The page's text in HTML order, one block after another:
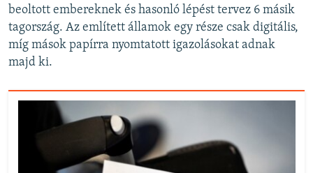
beoltott embereknek és hasonló lépést tervez 6 másik
tagország. Az említett államok egy része csak digitális,
míg mások papírra nyomtatott igazolásokat adnak
majd ki.